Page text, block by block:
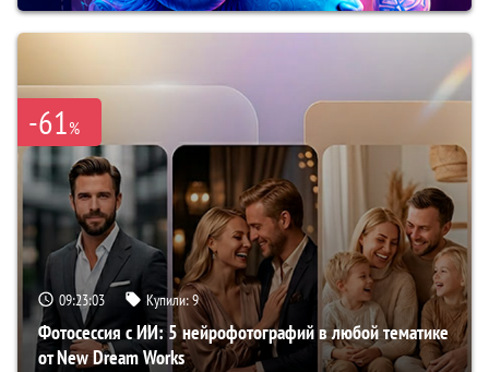
-61%
09:23:02 Купили:9
Фотосессия с ИИ: 5 нейрофотографий в любой тематике
от New Dream Works